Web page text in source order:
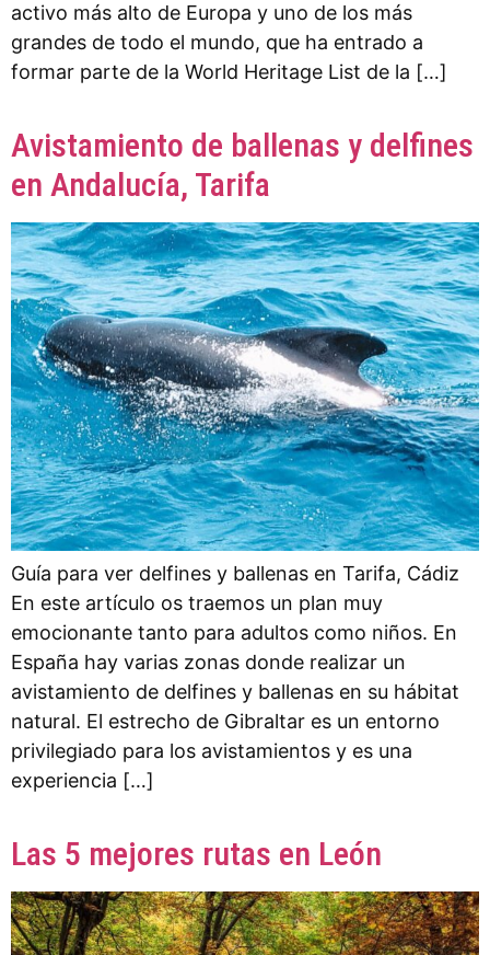
activo más alto de Europa y uno de los más
grandes de todo el mundo, que ha entrado a
formar parte de la World Heritage List de la […]
Avistamiento de ballenas y delfines
en Andalucía, Tarifa
Guía para ver delfines y ballenas en Tarifa, Cádiz
En este artículo os traemos un plan muy
emocionante tanto para adultos como niños. En
España hay varias zonas donde realizar un
avistamiento de delfines y ballenas en su hábitat
natural. El estrecho de Gibraltar es un entorno
privilegiado para los avistamientos y es una
experiencia […]
Las 5 mejores rutas en León